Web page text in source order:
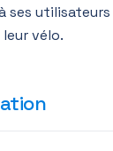
utilisateurs
vélo.